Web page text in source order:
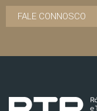
FALE CONNOSCO